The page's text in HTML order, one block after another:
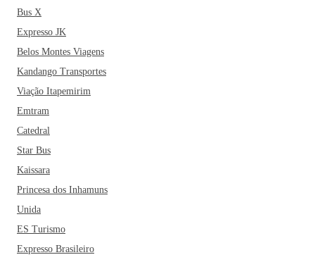
Bus X
Expresso JK
Belos Montes Viagens
Kandango Transportes
Viação Itapemirim
Emtram
Catedral
Star Bus
Kaissara
Princesa dos Inhamuns
Unida
ES Turismo
Expresso Brasileiro